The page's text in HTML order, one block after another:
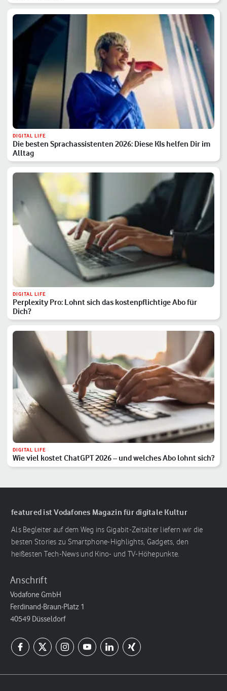
DIGITAL LIFE
Die besten Sprachassistenten 2026: Diese KIs helfen Dir im
Alltag
DIGITAL LIFE
Perplexity Pro: Lohnt sich das kostenpflichtige Abo für
Dich?
DIGITAL LIFE
Wie viel kostet ChatGPT 2026 – und welches Abo lohnt sich?
featured ist Vodafones Magazin für digitale Kultur
Als Begleiter auf dem Weg ins Gigabit-Zeitalter liefern wir die
besten Stories zu Smartphone-Highlights, Gadgets, den
heißesten Tech-News und Kino- und TV-Höhepunkte.
Anschrift
Vodafone GmbH
Ferdinand-Braun-Platz 1
40549 Düsseldorf